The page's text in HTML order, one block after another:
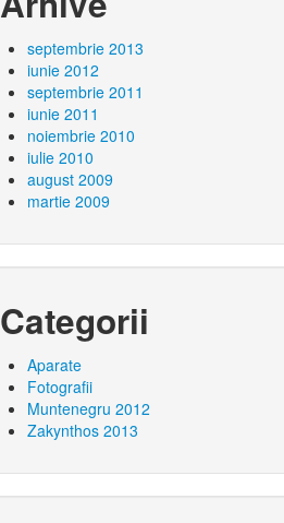
septembrie 2013
iunie 2012
septembrie 2011
iunie 2011
noiembrie 2010
iulie 2010
august 2009
martie 2009
Categorii
Aparate
Fotografii
Muntenegru 2012
Zakynthos 2013